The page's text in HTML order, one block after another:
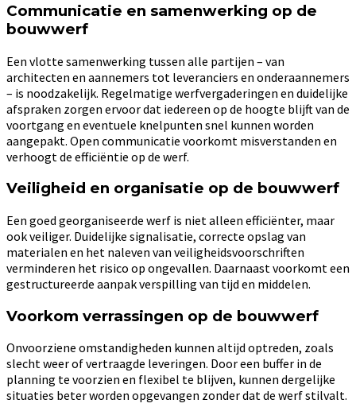
Communicatie en samenwerking op de
bouwwerf
Een vlotte samenwerking tussen alle partijen – van
architecten en aannemers tot leveranciers en onderaannemers
– is noodzakelijk. Regelmatige werfvergaderingen en duidelijke
afspraken zorgen ervoor dat iedereen op de hoogte blijft van de
voortgang en eventuele knelpunten snel kunnen worden
aangepakt. Open communicatie voorkomt misverstanden en
verhoogt de efficiëntie op de werf.
Veiligheid en organisatie op de bouwwerf
Een goed georganiseerde werf is niet alleen efficiënter, maar
ook veiliger. Duidelijke signalisatie, correcte opslag van
materialen en het naleven van veiligheidsvoorschriften
verminderen het risico op ongevallen. Daarnaast voorkomt een
gestructureerde aanpak verspilling van tijd en middelen.
Voorkom verrassingen op de bouwwerf
Onvoorziene omstandigheden kunnen altijd optreden, zoals
slecht weer of vertraagde leveringen. Door een buffer in de
planning te voorzien en flexibel te blijven, kunnen dergelijke
situaties beter worden opgevangen zonder dat de werf stilvalt.